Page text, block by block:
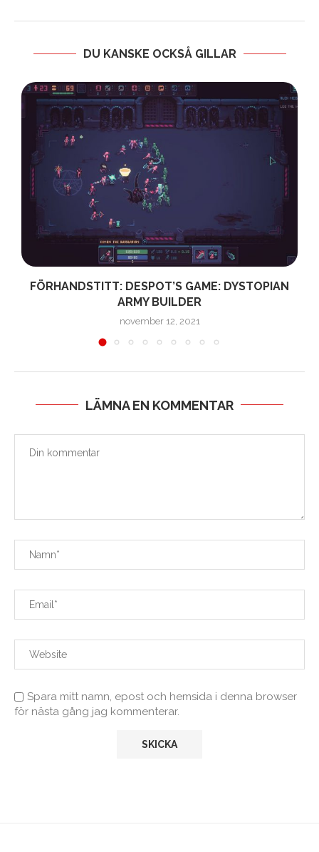
DU KANSKE OCKSÅ GILLAR
FÖRHANDSTITT: DESPOT’S GAME: DYSTOPIAN
ARMY BUILDER
november 12, 2021
LÄMNA EN KOMMENTAR
Spara mitt namn, epost och hemsida i denna browser
för nästa gång jag kommenterar.